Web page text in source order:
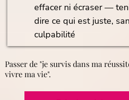
effacer ni écraser—
dire ce qui est juste,
culpabilité
Passer de "je survis dans ma
vivre ma vie".